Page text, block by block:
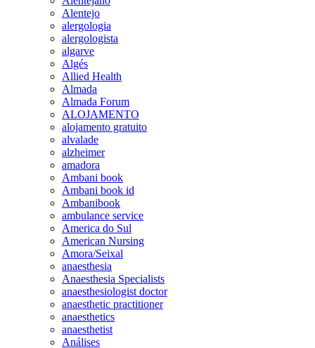
Alentejo
alergologia
alergologista
algarve
Algés
Allied Health
Almada
Almada Forum
ALOJAMENTO
alojamento gratuito
alvalade
alzheimer
amadora
Ambani book
Ambani book id
Ambanibook
ambulance service
America do Sul
American Nursing
Amora/Seixal
anaesthesia
Anaesthesia Specialists
anaesthesiologist doctor
anaesthetic practitioner
anaesthetics
anaesthetist
Análises